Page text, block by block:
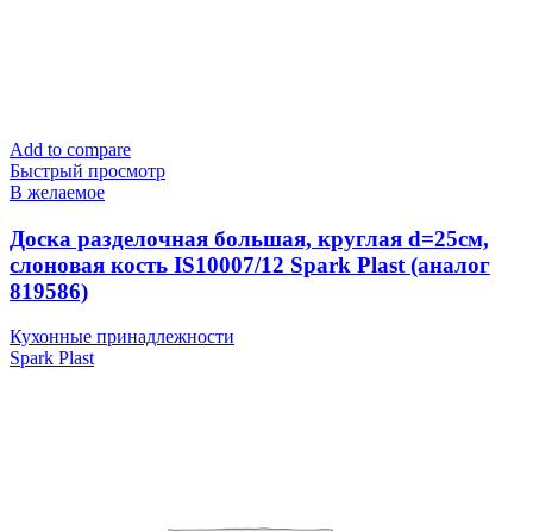
Add to compare
Быстрый просмотр
В желаемое
Доска разделочная большая, круглая d=25см,
слоновая кость IS10007/12 Spark Plast (аналог
819586)
Кухонные принадлежности
Spark Plast